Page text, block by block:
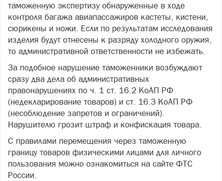
таможенную экспертизу обнаруженные в ходе
контроля багажа авиапассажиров кастеты, кистени,
сюрикены и ножи. Если по результатам исследования
изделия будут отнесены к разряду холодного оружия,
то административной ответственности не избежать.
За подобное нарушение таможенники возбуждают
сразу два дела об административных
правонарушениях по ч. 1 ст. 16.2 КоАП РФ
(недекларирование товаров) и ст. 16.3 КоАП РФ
(несоблюдение запретов и ограничений).
Нарушителю грозит штраф и конфискация товара.
С правилами перемещения через таможенную
границу товаров физическими лицами для личного
пользования можно ознакомиться на сайте ФТС
России.